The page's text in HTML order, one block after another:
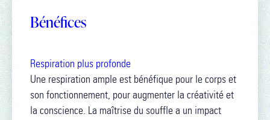
Bénéfices
Respiration plus profonde
Une respiration ample est bénéfique pour le corps et
son fonctionnement, pour augmenter la créativité et
la conscience. La maîtrise du souffle a un impact